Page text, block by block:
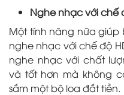
Nghe nhạc với chế
Một tính năng nữa giúp
nghe nhạc với chế độ
nghe nhạc với chất
và tốt hơn mà không
sắm một bộ loa đắt tiền.